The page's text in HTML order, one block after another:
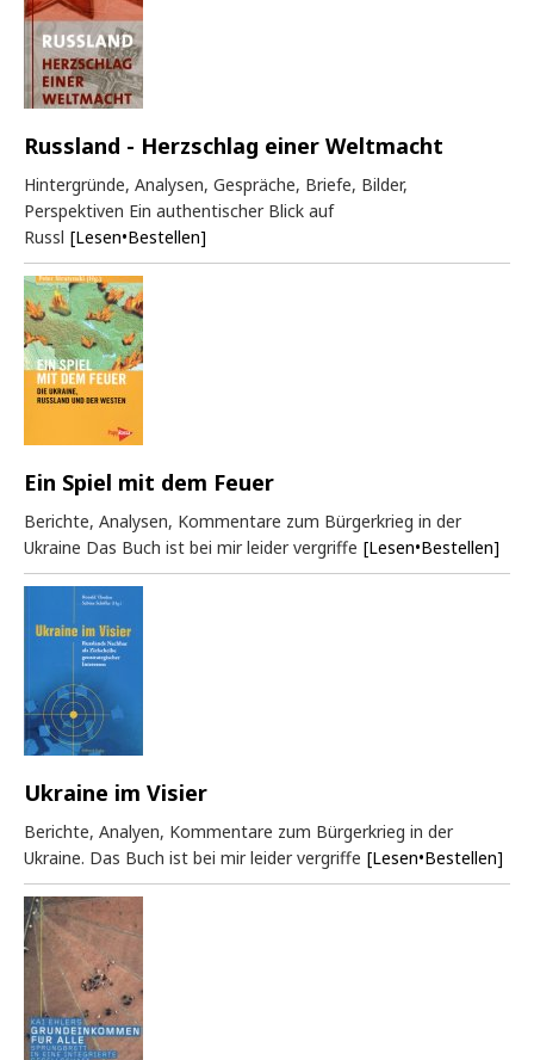
Russland - Herzschlag einer Weltmacht
Hintergründe, Analysen, Gespräche, Briefe, Bilder,
Perspektiven Ein authentischer Blick auf
Russl [Lesen•Bestellen]
Ein Spiel mit dem Feuer
Berichte, Analysen, Kommentare zum Bürgerkrieg in der
Ukraine Das Buch ist bei mir leider vergriffe [Lesen•Bestellen]
Ukraine im Visier
Berichte, Analyen, Kommentare zum Bürgerkrieg in der
Ukraine. Das Buch ist bei mir leider vergriffe [Lesen•Bestellen]